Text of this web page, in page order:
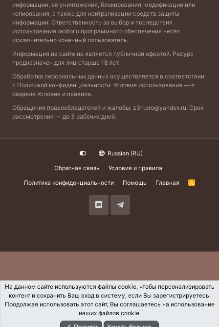
информации, её уничтожения, блокирования, модификации или
копирования, а также для нейтрализации средств защиты
информации. Ответственность за выбор и последствия
использования любого программного обеспечения несёт
исключительно конечный пользователь.
Информация на сайте не является публичной офертой. Ресурс
предназначен для лиц старше 18 лет.
Обработка персональных данных осуществляется в соответствии
с Политикой конфиденциальности. Условия использования — в
разделе Условия и правила.
Обращения правообладателей и жалобы: z3n.pro@yandex.ru. Срок
рассмотрения — до 3 рабочих дней.
Russian (RU)
Обратная связь
Условия и правила
Политика конфиденциальности
Помощь Главная
R
На данном сайте используются файлы cookie, чтобы персонализировать
контент и сохранить Ваш вход в систему, если Вы зарегистрируетесь.
Продолжая использовать этот сайт, Вы соглашаетесь на использование
наших файлов cookie.